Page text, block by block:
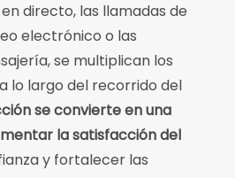
directo, las llamadas de
electrónico o las
se multiplican los
lo largo del recorrido del
se convierte en una
la satisfacción del
y fortalecer las